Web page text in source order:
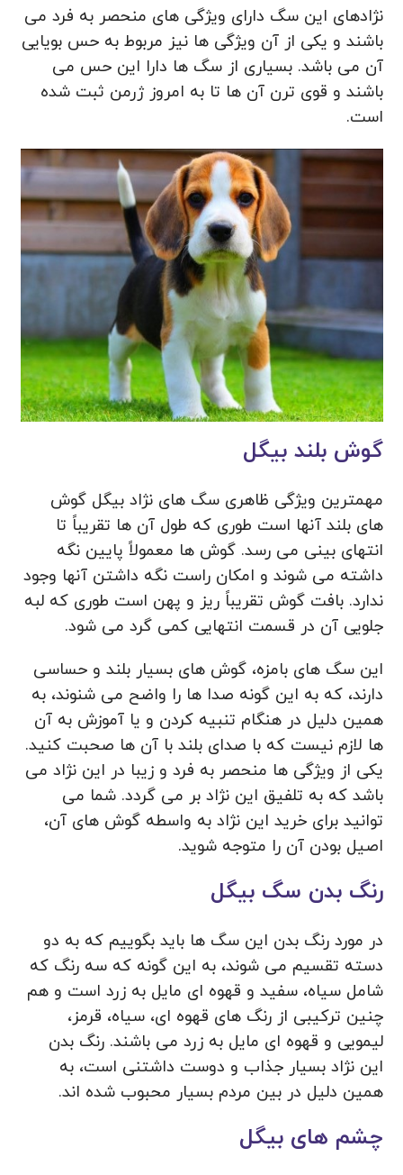
نژادهای این سگ دارای ویژگی های منحصر به فرد می
باشند و یکی از آن ویژگی ها نیز مربوط به حس بویایی
آن می باشد. بسیاری از سگ ها دارا این حس می
باشند و قوی ترن آن ها تا به امروز ژرمن ثبت شده
است.
گوش بلند بیگل
مهمترین ویژگی ظاهری سگ‌ های نژاد بیگل گوش‌
های بلند آنها است طوری که طول آن ها تقریباً تا
انتهای بینی می‌ رسد. گوش ‌ها معمولاً پایین نگه
داشته می ‌شوند و امکان راست نگه داشتن آنها وجود
ندارد. بافت گوش تقریباً ریز و پهن است طوری که لبه
جلویی آن در قسمت انتهایی کمی گرد می‌ شود.
این سگ های بامزه، گوش های بسیار بلند و حساسی
دارند، که به این گونه صدا ها را واضح می شنوند، به
همین دلیل در هنگام تنبیه کردن و یا آموزش به آن
ها لازم نیست که با صدای بلند با آن ها صحبت کنید.
یکی از ویژگی ها منحصر به فرد و زیبا در این نژاد می
باشد که به تلفیق این نژاد بر می گردد. شما می
توانید برای خرید این نژاد به واسطه گوش های آن،
اصیل بودن آن را متوجه شوید.
رنگ بدن سگ بیگل
در مورد رنگ بدن این سگ ها باید بگوییم که به دو
دسته تقسیم می شوند، به این گونه که سه رنگ که
شامل سیاه، سفید و قهوه ‌ای مایل به زرد است و هم
چنین ترکیبی از رنگ ‌های قهوه ‌ای، سیاه، قرمز،
لیمویی و قهوه ‌ای مایل به زرد می باشند. رنگ بدن
این نژاد بسیار جذاب و دوست داشتنی است، به
همین دلیل در بین مردم بسیار محبوب شده اند.
چشم های بیگل